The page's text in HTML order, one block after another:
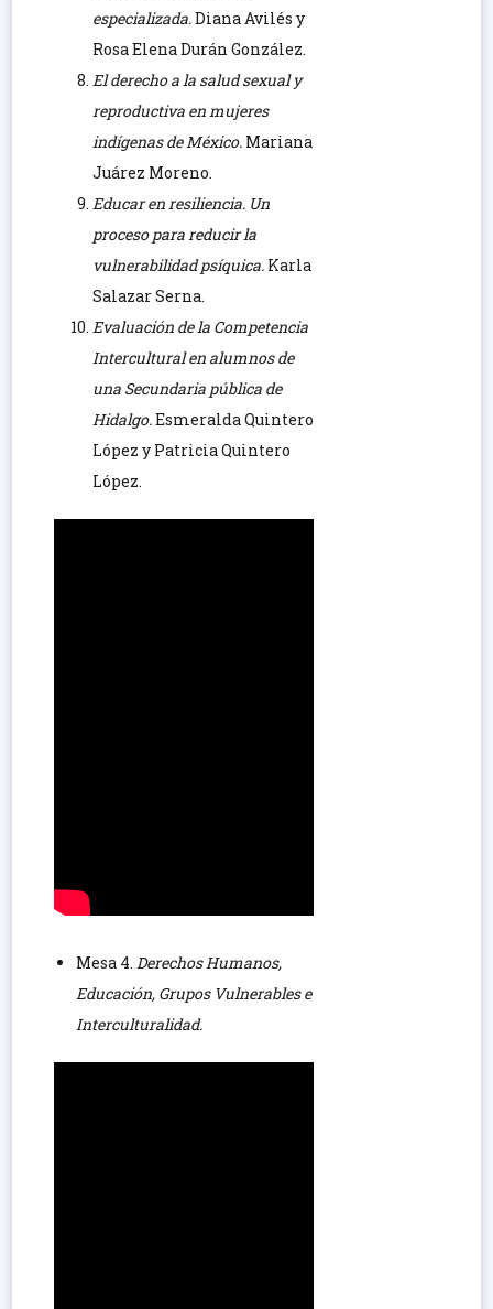
especializada.Diana Avilés y
Rosa Elena Durán González.
El derecho a la salud sexual y
reproductiva en mujeres
indígenas de México. Mariana
Juárez Moreno.
Educar en resiliencia. Un
proceso para reducir la
vulnerabilidad psíquica.Karla
Salazar Serna.
Evaluación de la Competencia
Intercultural en alumnos de
una Secundaria pública de
Hidalgo.Esmeralda Quintero
López y Patricia Quintero
López.
Mesa 4. Derechos Humanos,
Educación, Grupos Vulnerables e
Interculturalidad.